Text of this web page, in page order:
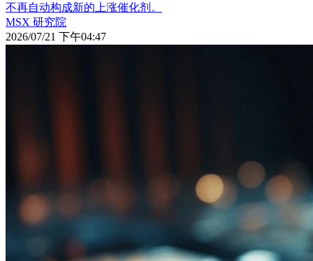
不再自动构成新的上涨催化剂。
MSX 研究院
2026/07/21 下午04:47